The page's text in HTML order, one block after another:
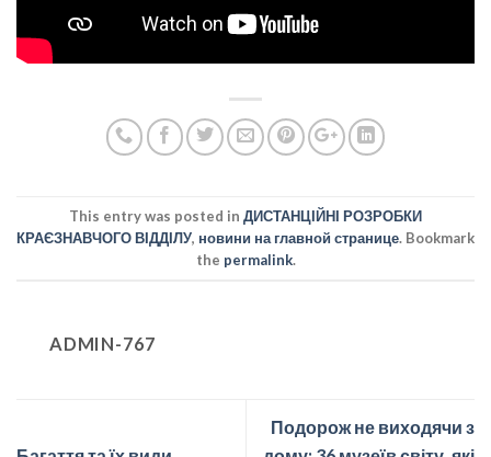
This entry was posted in ДИСТАНЦІЙНІ РОЗРОБКИ
КРАЄЗНАВЧОГО ВІДДІЛУ, новини на главной странице. Bookmark
the permalink.
ADMIN-767
Подорож не виходячи з